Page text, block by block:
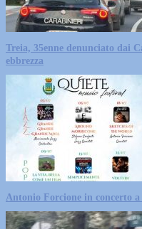
Treia, 35enne denunciato dai
ebbrezza
Antonio Forcione in concerto a